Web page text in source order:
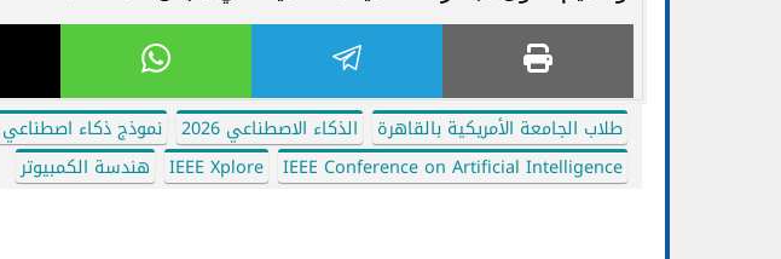
طلاب الجامعة الأمريكية بالقاهرة الذكاء الاصطناعي 2026
نموذج ذكاء
IEEE Conference on Artificial Intelligence
IEEE Xplore هندسة الكمبيوتر